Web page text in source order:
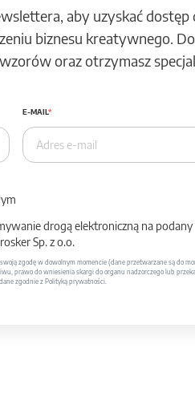
aby uzyskać
biznesu kreatywnego.
oraz otrzymasz
E-MAIL
drogą elektroniczną na
Sp. z o.o.
zgodę w dowolnym momencie (dane przetwarzane są do
prawo do wniesienia skargi do organu nadzorczego lub
zgodnie z Polityką prywatności.